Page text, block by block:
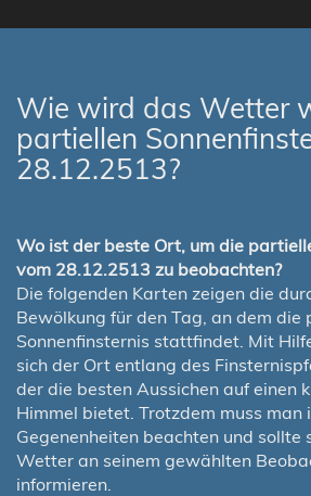
Wie wird das Wetter
partiellen
28.12.2513?
Wo ist der beste Ort, um die
vom 28.12.2513 zu beobachten?
Die folgenden Karten zeigen die
Bewölkung für den Tag, an dem die
Sonnenfinsternis stattfindet. Mit
sich der Ort entlang des
der die besten Aussichen auf einen
Himmel bietet. Trotzdem muss man
Gegenenheiten beachten und sollte
Wetter an seinem gewählten
informieren.